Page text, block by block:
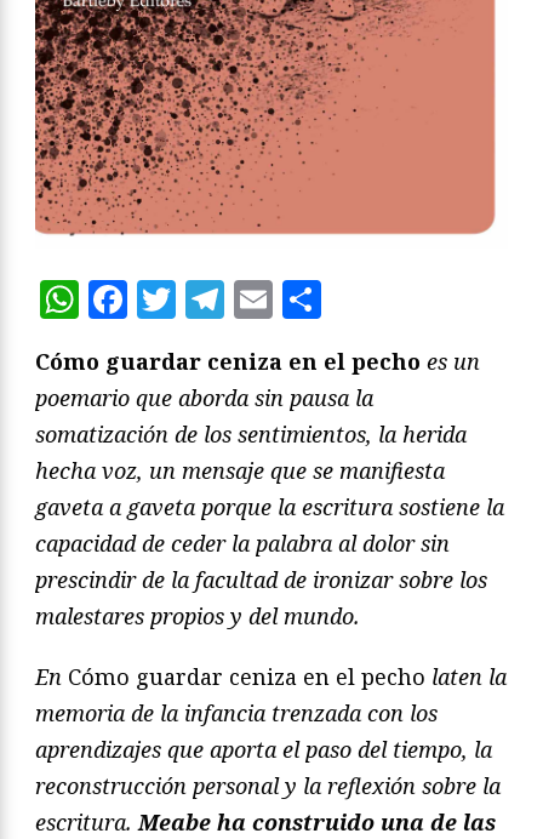
WhatsApp
Facebook
Twitter
Telegram
Email
Cómo guardar ceniza en el pecho es un
poemario que aborda sin pausa la
somatización de los sentimientos, la herida
hecha voz, un mensaje que se manifiesta
gaveta a gaveta porque la escritura sostiene la
capacidad de ceder la palabra al dolor sin
prescindir de la facultad de ironizar sobre los
malestares propios y del mundo.
En Cómo guardar ceniza en el pecho laten la
memoria de la infancia trenzada con los
aprendizajes que aporta el paso del tiempo, la
reconstrucción personal y la reflexión sobre la
escritura.Meabe ha construido una de las